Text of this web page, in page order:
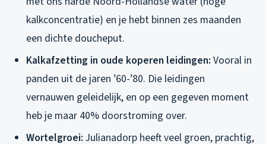
kalkconcentratie) en je hebt binnen zes maanden
een dichte doucheput.
Kalkafzetting in oude koperen leidingen: Vooral in
panden uit de jaren ’60-’80. Die leidingen
vernauwen geleidelijk, en op een gegeven moment
heb je maar 40% doorstroming over.
Wortelgroei: Julianadorp heeft veel groen, prachtig,